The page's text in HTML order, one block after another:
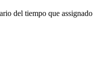
del tiempo que assignado